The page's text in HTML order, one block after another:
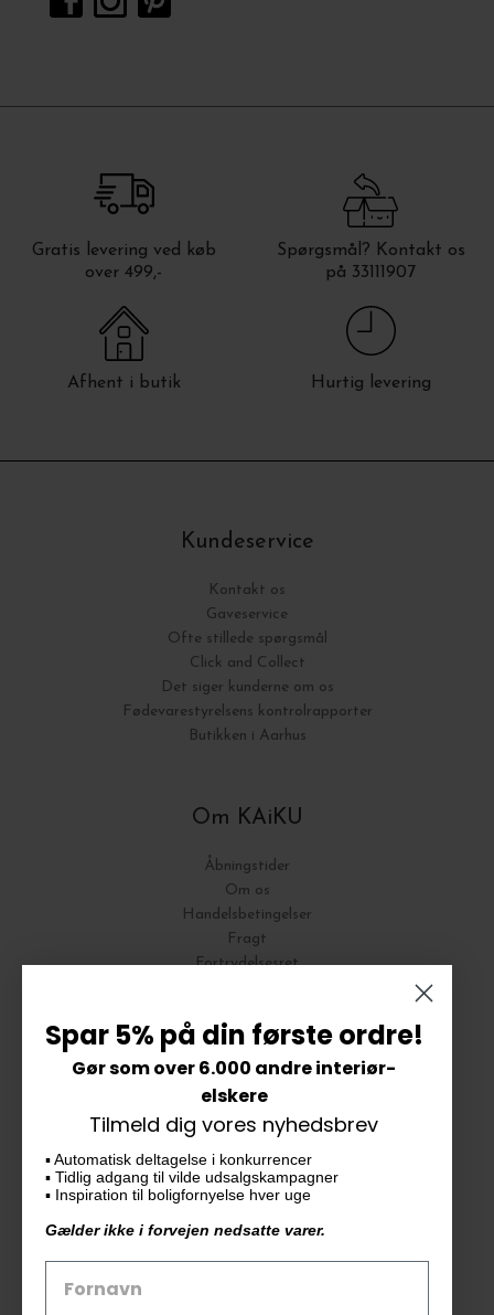
Gratis levering ved køb
over 499,-
Spørgsmål? Kontakt os
på 33111907
Afhent i butik Hurtig levering
Kundeservice
Kontakt os
Gaveservice
Ofte stillede spørgsmål
Click and Collect
Det siger kunderne om os
Fødevarestyrelsens kontrolrapporter
Butikken i Aarhus
Om KAiKU
Åbningstider
Om os
Handelsbetingelser
Fragt
Fortrydelsesret
Vores butik
KAiKU ApS
Langdalsvej 46, bygning 7
8220 Brabrand
Tlf. 33 11 19 07
CVR-nr. 30715349
Spar 5% på din første ordre!
Gør som over 6.000 andre interiør-
elskere
Tilmeld dig vores nyhedsbrev
▪️ Automatisk deltagelse i konkurrencer
▪️ Tidlig adgang til vilde udsalgskampagner
▪️ Inspiration til boligfornyelse hver uge
Gælder ikke i forvejen nedsatte varer.